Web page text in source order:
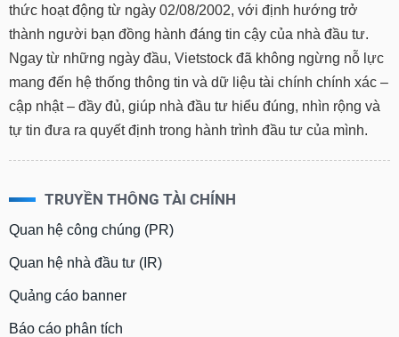
thức hoạt động từ ngày 02/08/2002, với định hướng trở
thành người bạn đồng hành đáng tin cậy của nhà đầu tư.
Ngay từ những ngày đầu, Vietstock đã không ngừng nỗ lực
mang đến hệ thống thông tin và dữ liệu tài chính chính xác –
cập nhật – đầy đủ, giúp nhà đầu tư hiểu đúng, nhìn rộng và
tự tin đưa ra quyết định trong hành trình đầu tư của mình.
TRUYỀN THÔNG TÀI CHÍNH
Quan hệ công chúng (PR)
Quan hệ nhà đầu tư (IR)
Quảng cáo banner
Báo cáo phân tích
Báo
cáo
tích
(-)
Thuật
(-)
vụ
(-)
Đào